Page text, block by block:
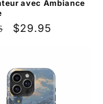
avec Ambiance
Prix
$29.95